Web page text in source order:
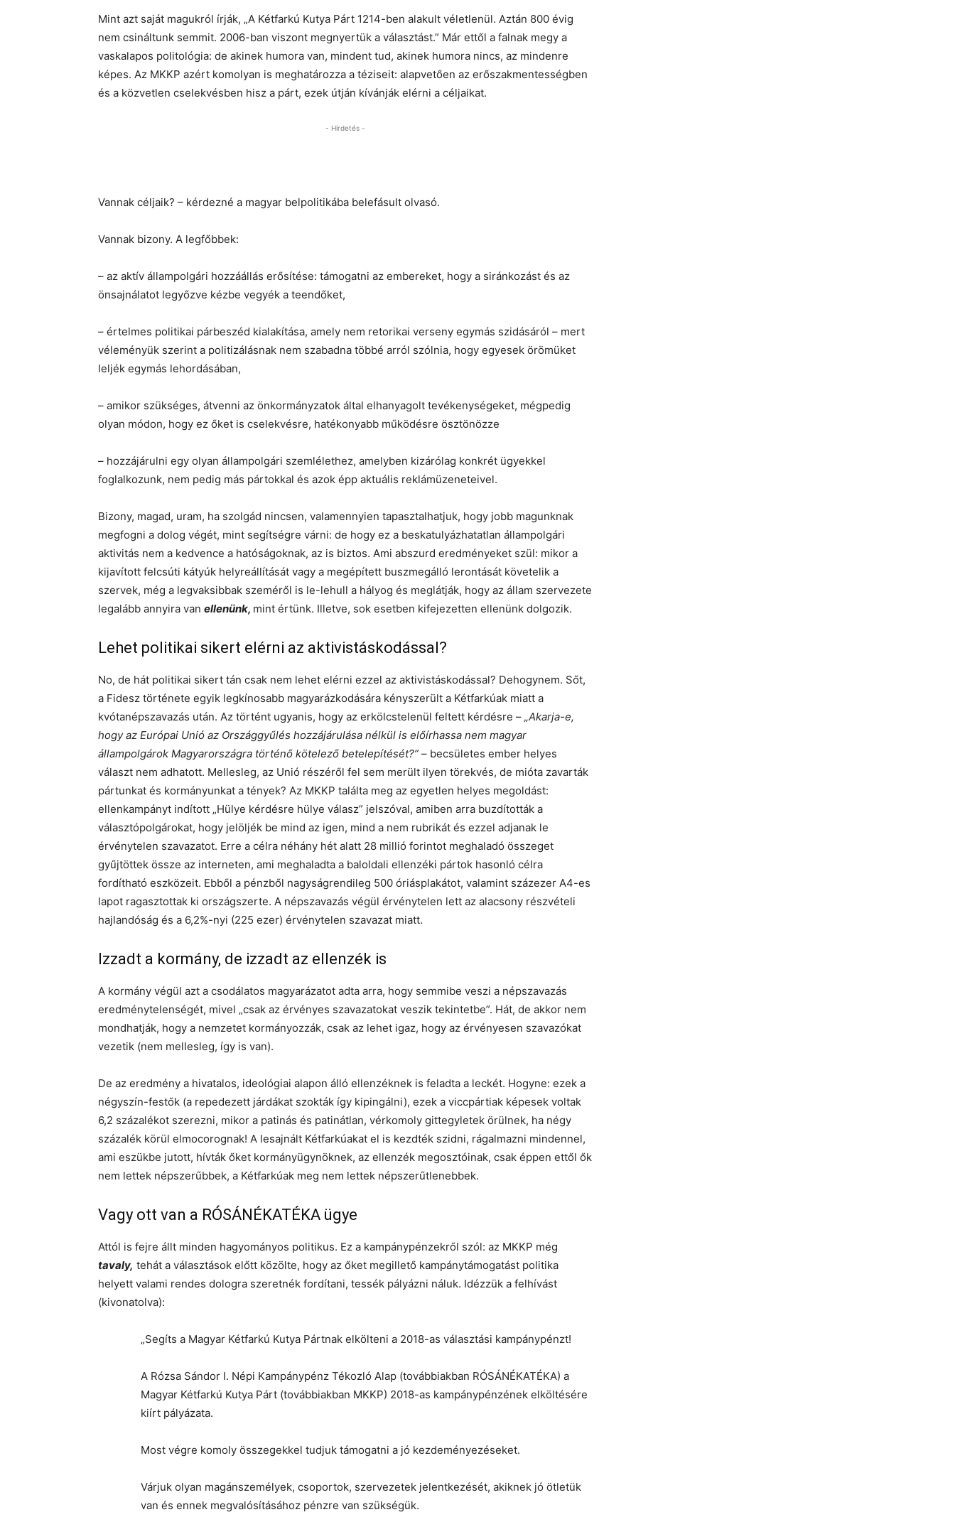
Mint azt saját magukról írják, „A Kétfarkú Kutya Párt 1214-ben alakult véletlenül. Aztán 800 évig
nem csináltunk semmit. 2006-ban viszont megnyertük a választást.” Már ettől a falnak megy a
vaskalapos politológia: de akinek humora van, mindent tud, akinek humora nincs, az mindenre
képes. Az MKKP azért komolyan is meghatározza a téziseit: alapvetően az erőszakmentességben
és a közvetlen cselekvésben hisz a párt, ezek útján kívánják elérni a céljaikat.
- Hirdetés -
Vannak céljaik? – kérdezné a magyar belpolitikába belefásult olvasó.
Vannak bizony. A legfőbbek:
– az aktív állampolgári hozzáállás erősítése: támogatni az embereket, hogy a siránkozást és az
önsajnálatot legyőzve kézbe vegyék a teendőket,
– értelmes politikai párbeszéd kialakítása, amely nem retorikai verseny egymás szidásáról – mert
véleményük szerint a politizálásnak nem szabadna többé arról szólnia, hogy egyesek örömüket
leljék egymás lehordásában,
– amikor szükséges, átvenni az önkormányzatok által elhanyagolt tevékenységeket, mégpedig
olyan módon, hogy ez őket is cselekvésre, hatékonyabb működésre ösztönözze
– hozzájárulni egy olyan állampolgári szemlélethez, amelyben kizárólag konkrét ügyekkel
foglalkozunk, nem pedig más pártokkal és azok épp aktuális reklámüzeneteivel.
Bizony, magad, uram, ha szolgád nincsen, valamennyien tapasztalhatjuk, hogy jobb magunknak
megfogni a dolog végét, mint segítségre várni: de hogy ez a beskatulyázhatatlan állampolgári
aktivitás nem a kedvence a hatóságoknak, az is biztos. Ami abszurd eredményeket szül: mikor a
kijavított felcsúti kátyúk helyreállítását vagy a megépített buszmegálló lerontását követelik a
szervek, még a legvaksibbak szeméről is le-lehull a hályog és meglátják, hogy az állam szervezete
legalább annyira van ellenünk, mint értünk. Illetve, sok esetben kifejezetten ellenünk dolgozik.
Lehet politikai sikert elérni az aktivistáskodással?
No, de hát politikai sikert tán csak nem lehet elérni ezzel az aktivistáskodással? Dehogynem. Sőt,
a Fidesz története egyik legkínosabb magyarázkodására kényszerült a Kétfarkúak miatt a
kvótanépszavazás után. Az történt ugyanis, hogy az erkölcstelenül feltett kérdésre – „Akarja-e,
hogy az Európai Unió az Országgyűlés hozzájárulása nélkül is előírhassa nem magyar
állampolgárok Magyarországra történő kötelező betelepítését?” – becsületes ember helyes
választ nem adhatott. Mellesleg, az Unió részéről fel sem merült ilyen törekvés, de mióta zavarták
pártunkat és kormányunkat a tények? Az MKKP találta meg az egyetlen helyes megoldást:
ellenkampányt indított „Hülye kérdésre hülye válasz” jelszóval, amiben arra buzdították a
választópolgárokat, hogy jelöljék be mind az igen, mind a nem rubrikát és ezzel adjanak le
érvénytelen szavazatot. Erre a célra néhány hét alatt 28 millió forintot meghaladó összeget
gyűjtöttek össze az interneten, ami meghaladta a baloldali ellenzéki pártok hasonló célra
fordítható eszközeit. Ebből a pénzből nagyságrendileg 500 óriásplakátot, valamint százezer A4-es
lapot ragasztottak ki országszerte. A népszavazás végül érvénytelen lett az alacsony részvételi
hajlandóság és a 6,2%-nyi (225 ezer) érvénytelen szavazat miatt.
Izzadt a kormány, de izzadt az ellenzék is
A kormány végül azt a csodálatos magyarázatot adta arra, hogy semmibe veszi a népszavazás
eredménytelenségét, mivel „csak az érvényes szavazatokat veszik tekintetbe”. Hát, de akkor nem
mondhatják, hogy a nemzetet kormányozzák, csak az lehet igaz, hogy az érvényesen szavazókat
vezetik (nem mellesleg, így is van).
De az eredmény a hivatalos, ideológiai alapon álló ellenzéknek is feladta a leckét. Hogyne: ezek a
négyszín-festők (a repedezett járdákat szokták így kipingálni), ezek a viccpártiak képesek voltak
6,2 százalékot szerezni, mikor a patinás és patinátlan, vérkomoly gittegyletek örülnek, ha négy
százalék körül elmocorognak! A lesajnált Kétfarkúakat el is kezdték szidni, rágalmazni mindennel,
ami eszükbe jutott, hívták őket kormányügynöknek, az ellenzék megosztóinak, csak éppen ettől ők
nem lettek népszerűbbek, a Kétfarkúak meg nem lettek népszerűtlenebbek.
Vagy ott van a RÓSÁNÉKATÉKA ügye
Attól is fejre állt minden hagyományos politikus. Ez a kampánypénzekről szól: az MKKP még
tavaly, tehát a választások előtt közölte, hogy az őket megillető kampánytámogatást politika
helyett valami rendes dologra szeretnék fordítani, tessék pályázni náluk. Idézzük a felhívást
(kivonatolva):
„Segíts a Magyar Kétfarkú Kutya Pártnak elkölteni a 2018-as választási kampánypénzt!
A Rózsa Sándor I. Népi Kampánypénz Tékozló Alap (továbbiakban RÓSÁNÉKATÉKA) a
Magyar Kétfarkú Kutya Párt (továbbiakban MKKP) 2018-as kampánypénzének elköltésére
kiírt pályázata.
Most végre komoly összegekkel tudjuk támogatni a jó kezdeményezéseket.
Várjuk olyan magánszemélyek, csoportok, szervezetek jelentkezését, akiknek jó ötletük
van és ennek megvalósításához pénzre van szükségük.